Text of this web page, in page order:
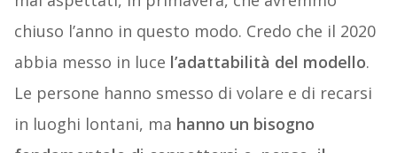
chiuso l’anno in questo modo. Credo che il 2020
abbia messo in luce l’adattabilità del modello.
Le persone hanno smesso di volare e di recarsi
in luoghi lontani, ma hanno un bisogno